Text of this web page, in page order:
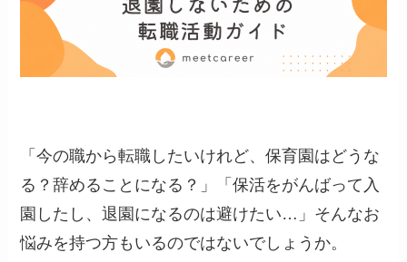
「今の職から転職したいけれど、保育園はどうな
る？辞めることになる？」「保活をがんばって入
園したし、退園になるのは避けたい…」そんなお
悩みを持つ方もいるのではないでしょうか。